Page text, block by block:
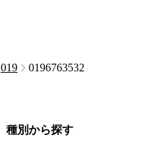
019 0196763532
種別から探す